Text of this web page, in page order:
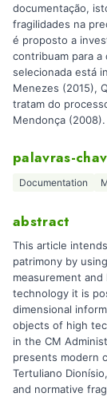
documentação,
fragilidades na
é proposto a
contribuam para a
selecionada está
Menezes (2015),
tratam do
Mendonça (2008).
palavras-
Documentation
abstract
This article
patrimony by
measurement
technology it is
dimensional
objects of high
in the CM
presents modern
Tertuliano
and normative